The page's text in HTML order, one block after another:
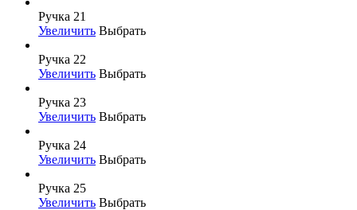
Ручка 21
Увеличить Выбрать
Ручка 22
Увеличить Выбрать
Ручка 23
Увеличить Выбрать
Ручка 24
Увеличить Выбрать
Ручка 25
Увеличить Выбрать